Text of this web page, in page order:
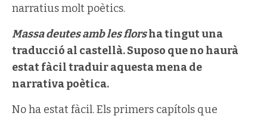
narratius molt poètics.
Massa deutes amb les florsha tingut una
traducció al castellà. Suposo que no haurà
estat fàcil traduir aquesta mena de
narrativa poètica.
No ha estat fàcil. Els primers capítols que